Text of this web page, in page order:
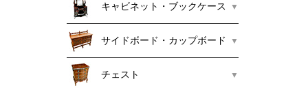
キャビネット・ブックケース
サイドボード・カップボード
チェスト